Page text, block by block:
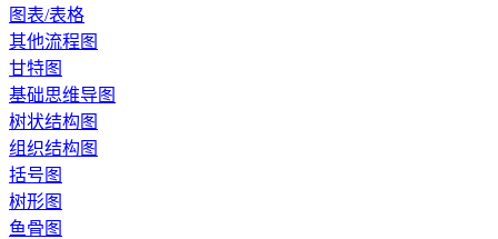
图表/表格
其他流程图
甘特图
基础思维导图
树状结构图
组织结构图
括号图
树形图
鱼骨图